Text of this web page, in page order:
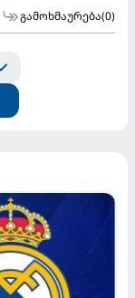
გამოხმაურება(0)